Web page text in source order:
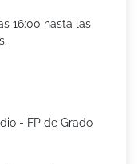
16:00 hasta las
- FP de Grado